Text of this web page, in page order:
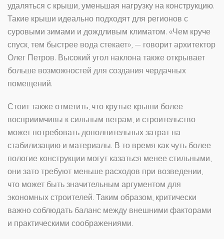
удаляться с крыши, уменьшая нагрузку на конструкцию.
Такие крыши идеально подходят для регионов с
суровыми зимами и дождливым климатом. «Чем круче
спуск, тем быстрее вода стекает», — говорит архитектор
Олег Петров. Высокий угол наклона также открывает
больше возможностей для создания чердачных
помещений.
Стоит также отметить, что крутые крыши более
восприимчивы к сильным ветрам, и строительство
может потребовать дополнительных затрат на
стабилизацию и материалы. В то время как чуть более
пологие конструкции могут казаться менее стильными,
они зато требуют меньше расходов при возведении,
что может быть значительным аргументом для
экономных строителей. Таким образом, критически
важно соблюдать баланс между внешними факторами
и практическими соображениями.